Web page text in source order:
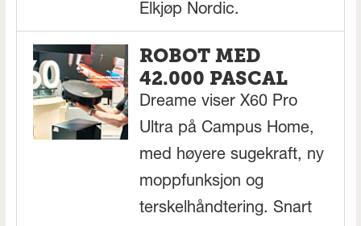
Elkjøp Nordic.
ROBOT MED
42.000 PASCAL
Dreame viser X60 Pro
Ultra på Campus Home,
med høyere sugekraft, ny
moppfunksjon og
terskelhåndtering. Snart